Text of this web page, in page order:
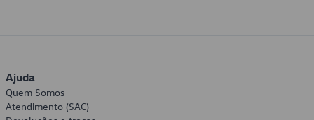
Ajuda
Quem Somos
Atendimento (SAC)